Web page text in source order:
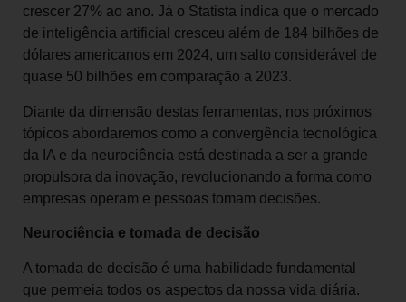
crescer 27% ao ano. Já o Statista indica que o mercado
de inteligência artificial cresceu além de 184 bilhões de
dólares americanos em 2024, um salto considerável de
quase 50 bilhões em comparação a 2023.
Diante da dimensão destas ferramentas, nos próximos
tópicos abordaremos como a convergência tecnológica
da IA e da neurociência está destinada a ser a grande
propulsora da inovação, revolucionando a forma como
empresas operam e pessoas tomam decisões.
Neurociência e tomada de decisão
A tomada de decisão é uma habilidade fundamental
que permeia todos os aspectos da nossa vida diária.